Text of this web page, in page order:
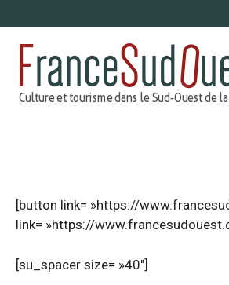
au
contenu
[button link= »https://
link= »https://
[su_spacer size= »40″]